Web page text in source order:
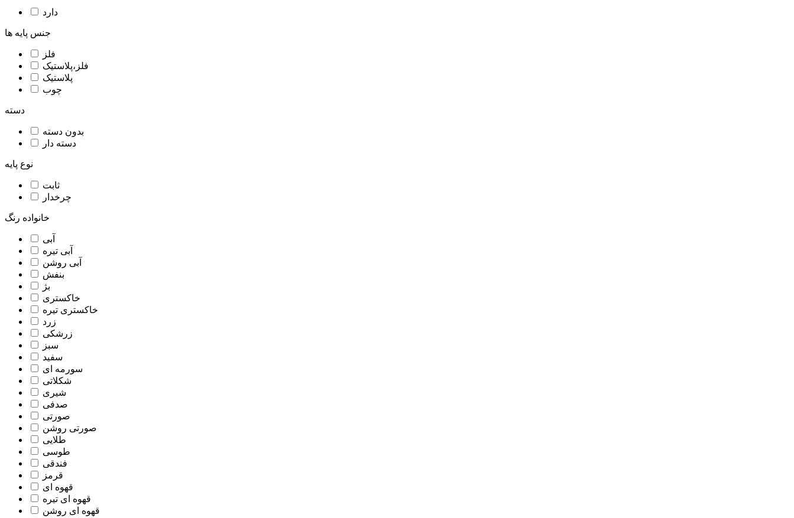
دارد
جنس پایه ها
فلز
فلز،پلاستیک
پلاستیک
چوب
دسته
بدون دسته
دسته دار
نوع پایه
ثابت
چرخدار
خانواده رنگ
آبی
آبی تیره
آبی روشن
بنفش
بژ
خاکستری
خاکستری تیره
زرد
زرشکی
سبز
سفید
سورمه ای
شکلاتی
شیری
صدفی
صورتی
صورتی روشن
طلایی
طوسی
فندقی
قرمز
قهوه ای
قهوه ای تیره
قهوه ای روشن